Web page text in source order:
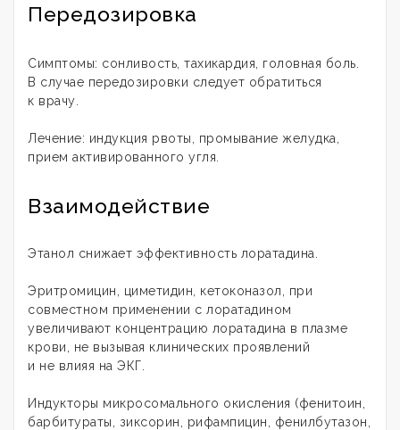
Передозировка
Симптомы: сонливость, тахикардия, головная боль.
В случае передозировки следует обратиться
к врачу.
Лечение: индукция рвоты, промывание желудка,
прием активированного угля.
Взаимодействие
Этанол снижает эффективность лоратадина.
Эритромицин, циметидин, кетоконазол, при
совместном применении с лоратадином
увеличивают концентрацию лоратадина в плазме
крови, не вызывая клинических проявлений
и не влияя на ЭКГ.
Индукторы микросомального окисления (фенитоин,
барбитураты, зиксорин, рифампицин, фенилбутазон,